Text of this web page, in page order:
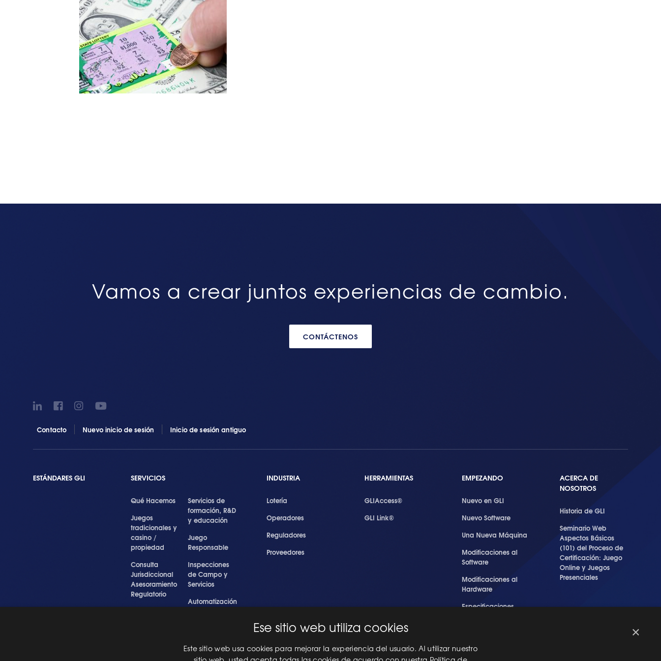
Vamos a crear juntos experiencias de cambio.
CONTÁCTENOS
Contacto Nuevo inicio de sesión Inicio de sesión antiguo
ESTÁNDARES GLI SERVICIOS
Qué Hacemos
Juegos
tradicionales y
casino /
propiedad
Consulta
Jurisdiccional
Asesoramiento
Regulatorio
Servicios de
formación, R&D
y educación
Juego
Responsable
Inspecciones
de Campo y
Servicios
Automatización
Profesionales
INDUSTRIA
Lotería
Operadores
Reguladores
Proveedores
HERRAMIENTAS
GLIAccess®
GLI Link®
EMPEZANDO
Nuevo en GLI
Nuevo Software
Una Nueva Máquina
Modificaciones al
Software
Modificaciones al
Hardware
Especificaciones
ACERCA DE
NOSOTROS
Historia de GLI
Seminario Web
Aspectos Básicos
(101) del Proceso de
Certificación: Juego
Online y Juegos
Presenciales
×
Ese sitio web utiliza cookies
Este sitio web usa cookies para mejorar la experiencia del usuario. Al utilizar nuestro